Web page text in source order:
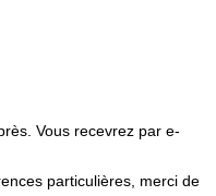
Vous recevrez par e-
particulières, merci de